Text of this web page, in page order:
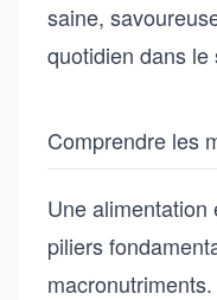
saine,
quotidien dans le
Comprendre les
Une
piliers